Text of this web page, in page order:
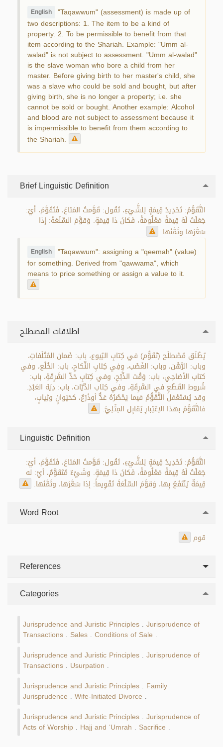
English "Taqawwum" (assessment) is made up of
two descriptions: 1. The item to be a kind of
property. 2. To be permissible to benefit from that
item according to the Shariah. Example: "Umm al-
walad" is not subject to assessment. "Umm al-walad"
is the slave woman who bore a child from her
master. Before giving birth to her master's child, she
was a slave who could be sold and bought, but after
giving birth, she is no longer a property; i.e. she
cannot be sold or bought. Another example: Alcohol
and blood are not subject to assessment because it
is impermissible to benefit from them according to
the Shariah.
Brief Linguistic Definition
التَّقَوُّمُ: تَحْدِيدُ قِيمَةٍ لِلشَّيْءِ، تَقُول: قَوَّمتُ المَتاعَ، فَتَقَوَّمَ، أيْ:
جَعَلْتُ لَهُ قِيمَةً مَعْلُومَةً، فَكانَ ذا قِيمَةٍ. وَقوَّمَ السِّلْعَةَ: إذا
سَعَّرَها وثَمَّنَها.
English "Taqawwum": assigning a "qeemah" (value)
for something. Derived from "qawwama", which
means to price something or assign a value to it.
اطلاقات المصطلح
يُطْلَق مُصْطلَح (تَقَوُّم) في كِتابِ البُيوع، باب: ضَمان المُتْلَفاتِ،
وباب: الرَّهْن، وباب: الغَصْب، وفِي كِتابِ النِّكاحِ، باب: الخُلْع، وفي
كتاب الأضاحِي، باب: وَقْت الذَّبْحِ، وفي كِتابِ حَدِّ السَّرِقَةِ، باب:
شُروط القَطْعِ في السَّرِقَةِ، وفي كِتاب الدِّيّات، باب: دِيَة العَبْدِ.
وقد يُسْتَعْمَل التَّقَوُّمُ فيما يَحْصُرُهُ عَدٌّ أوذَرْعٌ، كحَيَوانٍ وثِيابٍ،
فالتَّقَوُّمُ بهذا الاِعْتِبارِ يُقابِل المِثْلِيَّ.
Linguistic Definition
التَّقَوُّمُ: تَحْدِيدُ قِيمَةٍ لِلشَّيْءِ، تَقُول: قَوَّمتُ المَتاعَ، فَتَقَوَّمَ، أيْ:
جَعَلْتُ لَهُ قِيمَةً مَعْلُومَةً، فَكانَ ذا قِيمَةٍ. وشَيْءٌ مُتَقَوَّمٌ، أيْ: له
قِيمَةٌ يُنْتَفَعُ بِها، وَقوَّمَ السِّلْعَةَ تَقْوِيماً: إذا سَعَّرَها، وثَمَّنَها.
Word Root
قوم
References
Categories
Jurisprudence and Juristic Principles Jurisprudence of
Transactions Sales Conditions of Sale
Jurisprudence and Juristic Principles Jurisprudence of
Transactions Usurpation
Jurisprudence and Juristic Principles Family
Jurisprudence Wife-Initiated Divorce
Jurisprudence and Juristic Principles Jurisprudence of
Acts of Worship Hajj and ‘Umrah Sacrifice